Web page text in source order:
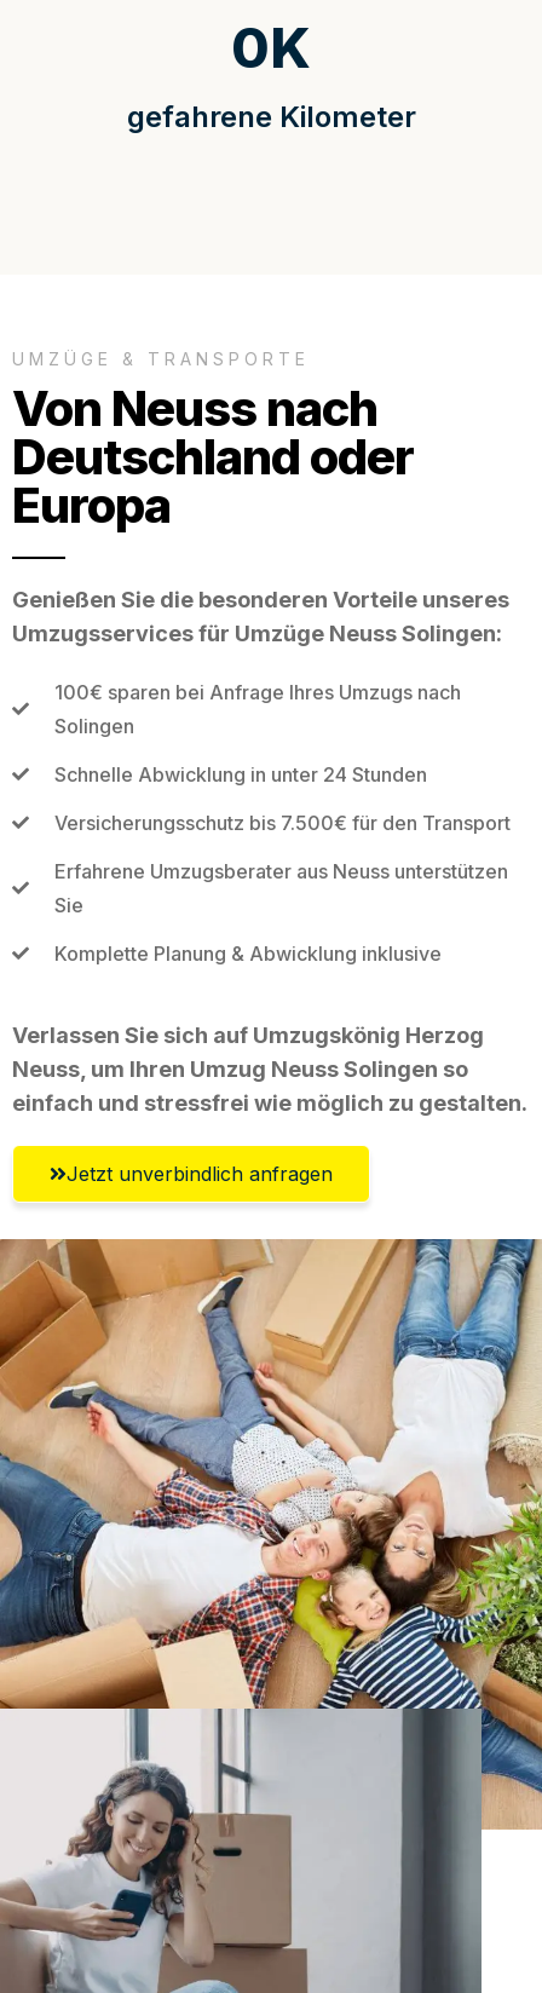
gefahrene Kilometer
0K
UMZÜGE & TRANSPORTE
Von Neuss nach
Deutschland oder
Europa
Genießen Sie die besonderen Vorteile unseres
Umzugsservices für Umzüge Neuss Solingen:
100€ sparen bei Anfrage Ihres Umzugs nach
Solingen
Schnelle Abwicklung in unter 24 Stunden
Versicherungsschutz bis 7.500€ für den Transport
Erfahrene Umzugsberater aus Neuss unterstützen
Sie
Komplette Planung & Abwicklung inklusive
Verlassen Sie sich auf Umzugskönig Herzog
Neuss, um Ihren Umzug Neuss Solingen so
einfach und stressfrei wie möglich zu gestalten.
Jetzt unverbindlich anfragen